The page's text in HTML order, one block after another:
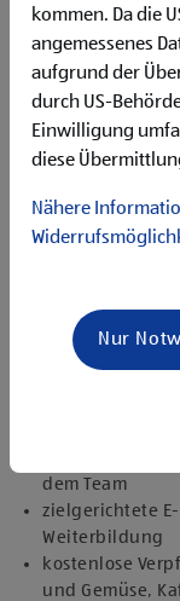
Flexibilität für
Samstag)
Begeisterung
Freude an der
Miteinander
Bereitschaft zu
freundlich im
zuverlässige
Angebote, die
attraktive
dem Team
zielgerichtete
Weiterbildung
kostenlose
und Gemüse,
kommen. Da die
angemessenes
aufgrund der
durch US-
Einwilligung
diese
Nähere
Nur